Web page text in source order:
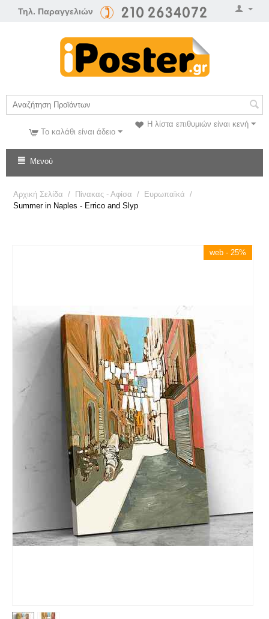
Τηλ. Παραγγελιών
Η λίστα επιθυμιών είναι κενή
Το καλάθι είναι άδειο
Μενού
Αρχική Σελίδα / Πίνακας - Αφίσα / Ευρωπαϊκά /
Summer in Naples - Errico and Slyp
web - 25%